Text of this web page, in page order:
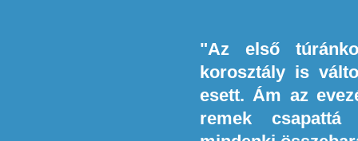
"Az első
korosztály is
esett. Ám az
remek csapattá